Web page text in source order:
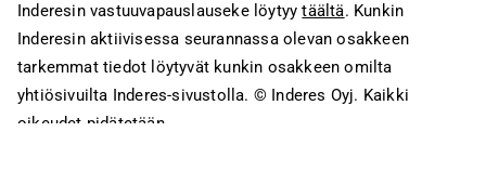
Inderesin vastuuvapauslauseke löytyytäältä. Kunkin
Inderesin aktiivisessa seurannassa olevan osakkeen
tarkemmat tiedot löytyvät kunkin osakkeen omilta
yhtiösivuilta Inderes-sivustolla. © Inderes Oyj. Kaikki
oikeudet pidätetään.